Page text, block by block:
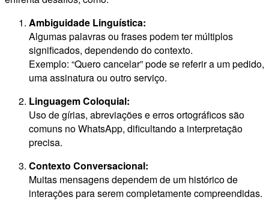
Ambiguidade Linguística:
Algumas palavras ou frases podem ter múltiplos
significados, dependendo do contexto.
Exemplo: “Quero cancelar” pode se referir a um pedido,
uma assinatura ou outro serviço.
Linguagem Coloquial:
Uso de gírias, abreviações e erros ortográficos são
comuns no WhatsApp, dificultando a interpretação
precisa.
Contexto Conversacional:
Muitas mensagens dependem de um histórico de
interações para serem completamente compreendidas.